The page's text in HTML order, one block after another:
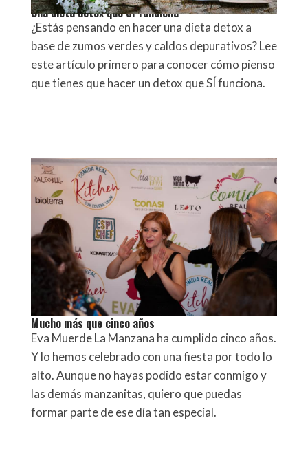
Una dieta detox que SÍ funciona
¿Estás pensando en hacer una dieta detox a
base de zumos verdes y caldos depurativos? Lee
este artículo primero para conocer cómo pienso
que tienes que hacer un detox que SÍ funciona.
Mucho más que cinco años
Eva Muerde La Manzana ha cumplido cinco años.
Y lo hemos celebrado con una fiesta por todo lo
alto. Aunque no hayas podido estar conmigo y
las demás manzanitas, quiero que puedas
formar parte de ese día tan especial.